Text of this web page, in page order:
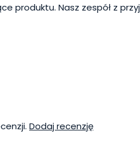
produktu. Nasz zespół z
Dodaj recenzję